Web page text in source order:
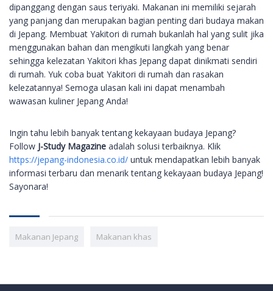
dipanggang dengan saus teriyaki. Makanan ini memiliki sejarah
yang panjang dan merupakan bagian penting dari budaya makan
di Jepang. Membuat Yakitori di rumah bukanlah hal yang sulit jika
menggunakan bahan dan mengikuti langkah yang benar
sehingga kelezatan Yakitori khas Jepang dapat dinikmati sendiri
di rumah. Yuk coba buat Yakitori di rumah dan rasakan
kelezatannya! Semoga ulasan kali ini dapat menambah
wawasan kuliner Jepang Anda!
Ingin tahu lebih banyak tentang kekayaan budaya Jepang?
Follow J-Study Magazine adalah solusi terbaiknya. Klik
https://jepang-indonesia.co.id/ untuk mendapatkan lebih banyak
informasi terbaru dan menarik tentang kekayaan budaya Jepang!
Sayonara!
Makanan Jepang Makanan khas